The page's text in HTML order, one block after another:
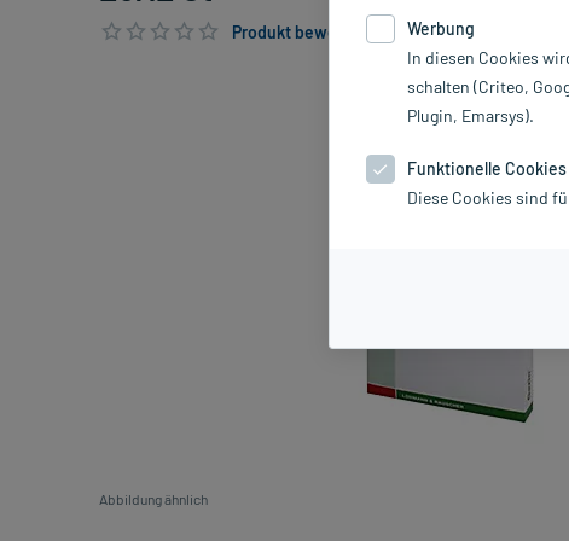
Produkt bewerten & PlusHerzen sichern
Abbildung ähnlich
Werbung
In diesen Cookies
schalten (Criteo,
Plugin, Emarsys).
Funktionelle Cookies
Diese Cookies sind